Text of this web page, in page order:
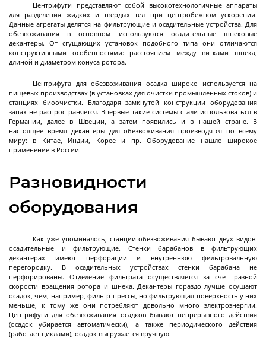
Криогенные машины
Промышленные чиллеры
Промышленные термостаты нагрев
охлаждение
Промышленные нагревающие термостаты
Система термостатирования группы
химических реакторов
Лабораторные криостаты
Лабораторные чиллеры
Лабораторные термостаты нагрев охлаждение
Далее
Фильтрующие
промышленные
центрифуги
Центрифуга на платформе с верхней
разгрузкой
Центрифуги с верхней разгрузкой и откидным
корпусом
Центрифуги с нижней выгрузкой и ножевым
съёмом осадка полуавтомат
Центрифуги с нижней выгрузкой, ножевым
съёмом осадка и натяжным мешком
Центрифуги горизонтальные консольного типа
Центрифуги горизонтальные с ножевым
съёмом осадка
Центрифуги горизонтальные с ножевым
съёмом осадка и сифоном
Центрифуги горизонтальные во
взрывобезопасном исполнении
Центрифуги горизонтальные с пульсирующей
выгрузкой осадка
Трубчатые центрифуги
Далее
Декантеры
Центрифуги представляют собой высокотехнологичные аппараты
для разделения жидких и твердых тел при центробежном ускорении.
Данные агрегаты делятся на фильтрующие и осадительные устройства. Для
обезвоживания в основном используются осадительные шнековые
декантеры. От сгущающих установок подобного типа они отличаются
конструктивными особенностями: расстоянием между витками шнека,
длиной и диаметром конуса ротора.
Центрифуга для обезвоживания осадка широко используется на
пищевых производствах (в установках для очистки промышленных стоков) и
станциях биоочистки. Благодаря замкнутой конструкции оборудования
запах не распространяется. Впервые такие системы стали использоваться в
Германии, далее в Швеции, а затем появились и в нашей стране. В
настоящее время декантеры для обезвоживания производятся по всему
миру: в Китае, Индии, Корее и пр. Оборудование нашло широкое
применение в России.
Разновидности
оборудования
Как уже упоминалось, станции обезвоживания бывают двух видов:
осадительные и фильтрующие. Стенки барабанов в фильтрующих
декантерах имеют перфорации и внутреннюю фильтровальную
перегородку. В осадительных устройствах стенки барабана не
перфорированы. Отделение фильтрата осуществляется за счет разной
скорости вращения ротора и шнека. Декантеры гораздо лучше осушают
осадок, чем, например, фильтр-прессы, но фильтрующая поверхность у них
меньше, к тому же они потребляют довольно много электроэнергии.
Центрифуги для обезвоживания осадков бывают непрерывного действия
(осадок убирается автоматически), а также периодического действия
(работает циклами), осадок выгружается вручную.